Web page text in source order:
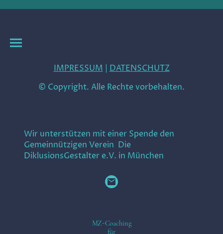
IMPRESSUM
DATENSCHUTZ
© Copyright. Alle Rechte vorbehalten.
Wir unterstützen mit einer Spende den
Gemeinnützigen Verein Die
DiklusionsGestalter e.V. in München
MZ-Coaching
für